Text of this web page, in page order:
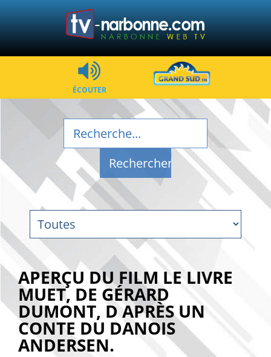
ÉCOUTER
APERÇU DU FILM LE LIVRE
MUET, DE GÉRARD
DUMONT, D APRÈS UN
CONTE DU DANOIS
ANDERSEN.